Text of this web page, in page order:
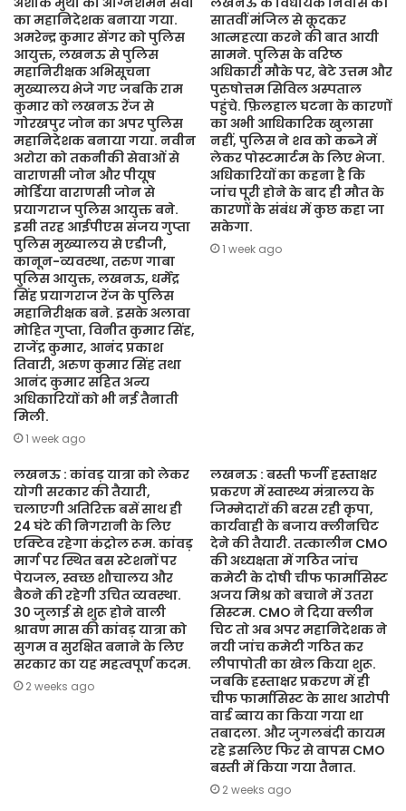
का महानिदेशक बनाया गया.
अमरेन्द्र कुमार सेंगर को पुलिस
आयुक्त, लखनऊ से पुलिस
महानिरीक्षक अभिसूचना
मुख्यालय भेजे गए जबकि राम
कुमार को लखनऊ रेंज से
गोरखपुर जोन का अपर पुलिस
महानिदेशक बनाया गया. नवीन
अरोरा को तकनीकी सेवाओं से
वाराणसी जोन और पीयूष
मोर्डिया वाराणसी जोन से
प्रयागराज पुलिस आयुक्त बने.
इसी तरह आईपीएस संजय गुप्ता
पुलिस मुख्यालय से एडीजी,
कानून-व्यवस्था, तरुण गाबा
पुलिस आयुक्त, लखनऊ, धर्मेंद्र
सिंह प्रयागराज रेंज के पुलिस
महानिरीक्षक बने. इसके अलावा
मोहित गुप्ता, विनीत कुमार सिंह,
राजेंद्र कुमार, आनंद प्रकाश
तिवारी, अरुण कुमार सिंह तथा
आनंद कुमार सहित अन्य
अधिकारियों को भी नई तैनाती
मिली.
1 week ago
सातवीं मंजिल से कूदकर
आत्महत्या करने की बात आयी
सामने. पुलिस के वरिष्ठ
अधिकारी मौके पर, बेटे उत्तम और
पुरुषोत्तम सिविल अस्पताल
पहुंचे. फ़िलहाल घटना के कारणों
का अभी आधिकारिक खुलासा
नहीं, पुलिस ने शव को कब्जे में
लेकर पोस्टमार्टम के लिए भेजा.
अधिकारियों का कहना है कि
जांच पूरी होने के बाद ही मौत के
कारणों के संबंध में कुछ कहा जा
सकेगा.
1 week ago
लखनऊ : कांवड़ यात्रा को लेकर
योगी सरकार की तैयारी,
चलाएगी अतिरिक्त बसें साथ ही
24 घंटे की निगरानी के लिए
एक्टिव रहेगा कंट्रोल रूम. कांवड़
मार्ग पर स्थित बस स्टेशनों पर
पेयजल, स्वच्छ शौचालय और
बैठने की रहेगी उचित व्यवस्था.
30 जुलाई से शुरू होने वाली
श्रावण मास की कांवड़ यात्रा को
सुगम व सुरक्षित बनाने के लिए
सरकार का यह महत्वपूर्ण कदम.
2 weeks ago
लखनऊ : बस्ती फर्जी हस्ताक्षर
प्रकरण में स्वास्थ्य मंत्रालय के
जिम्मेदारों की बरस रही कृपा,
कार्यवाही के बजाय क्लीनचिट
देने की तैयारी. तत्कालीन CMO
की अध्यक्षता में गठित जांच
कमेटी के दोषी चीफ फार्मासिस्ट
अजय मिश्र को बचाने में उतरा
सिस्टम. CMO ने दिया क्लीन
चिट तो अब अपर महानिदेशक ने
नयी जांच कमेटी गठित कर
लीपापोती का खेल किया शुरू.
जबकि हस्ताक्षर प्रकरण में ही
चीफ फार्मासिस्ट के साथ आरोपी
वार्ड ब्वाय का किया गया था
तबादला. और जुगलबंदी कायम
रहे इसलिए फिर से वापस CMO
बस्ती में किया गया तैनात.
2 weeks ago